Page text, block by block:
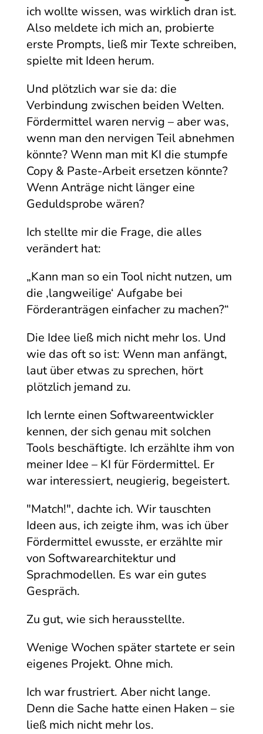
ich wollte wissen, was wirklich dran ist.
Also meldete ich mich an, probierte
erste Prompts, ließ mir Texte schreiben,
spielte mit Ideen herum.
Und plötzlich war sie da: die
Verbindung zwischen beiden Welten.
Fördermittel waren nervig – aber was,
wenn man den nervigen Teil abnehmen
könnte? Wenn man mit KI die stumpfe
Copy & Paste-Arbeit ersetzen könnte?
Wenn Anträge nicht länger eine
Geduldsprobe wären?
Ich stellte mir die Frage, die alles
verändert hat:
„Kann man so ein Tool nicht nutzen, um
die ‚langweilige‘ Aufgabe bei
Förderanträgen einfacher zu machen?“
Die Idee ließ mich nicht mehr los. Und
wie das oft so ist: Wenn man anfängt,
laut über etwas zu sprechen, hört
plötzlich jemand zu.
Ich lernte einen Softwareentwickler
kennen, der sich genau mit solchen
Tools beschäftigte. Ich erzählte ihm von
meiner Idee – KI für Fördermittel. Er
war interessiert, neugierig, begeistert.
"Match!", dachte ich. Wir tauschten
Ideen aus, ich zeigte ihm, was ich über
Fördermittel ewusste, er erzählte mir
von Softwarearchitektur und
Sprachmodellen. Es war ein gutes
Gespräch.
Zu gut, wie sich herausstellte.
Wenige Wochen später startete er sein
eigenes Projekt. Ohne mich.
Ich war frustriert. Aber nicht lange.
Denn die Sache hatte einen Haken – sie
ließ mich nicht mehr los.